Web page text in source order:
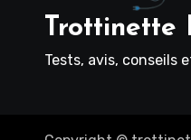
Trottinette
Tests, avis, conseils